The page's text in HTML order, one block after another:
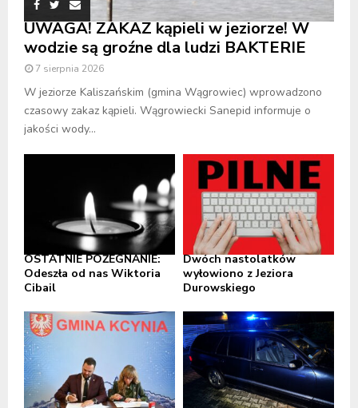
UWAGA! ZAKAZ kąpieli w jeziorze! W
wodzie są groźne dla ludzi BAKTERIE
7 sierpnia 2026
W jeziorze Kaliszańskim (gmina Wągrowiec) wprowadzono
czasowy zakaz kąpieli. Wągrowiecki Sanepid informuje o
jakości wody...
OSTATNIE POŻEGNANIE:
Odeszła od nas Wiktoria
Cibail
Dwóch nastolatków
wyłowiono z Jeziora
Durowskiego